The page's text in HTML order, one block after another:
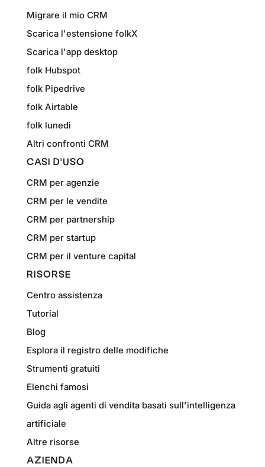
Migrare il mio CRM
Scarica l'estensione folkX
Scarica l'app desktop
folk Hubspot
folk Pipedrive
folk Airtable
folk lunedì
Altri confronti CRM
CASI D'USO
CRM per agenzie
CRM per le vendite
CRM per partnership
CRM per startup
CRM per il venture capital
RISORSE
Centro assistenza
Tutorial
Blog
Esplora il registro delle modifiche
Strumenti gratuiti
Elenchi famosi
Guida agli agenti di vendita basati sull'intelligenza
artificiale
Altre risorse
AZIENDA